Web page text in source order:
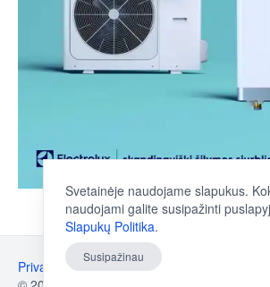
Privatumo Politika
Slapukų Politika
Svetainėje naudojame slapukus.
naudojami galite susipažinti
Slapukų Politika.
Susipažinau